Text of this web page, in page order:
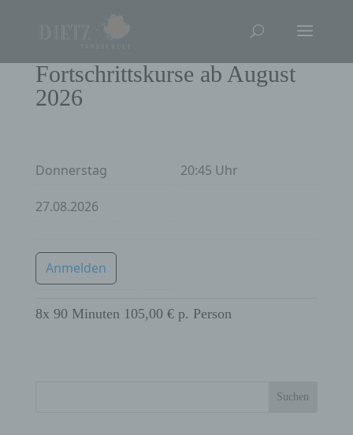
Fortschrittskurse ab August
2026
Donnerstag 20:45 Uhr
27.08.2026
Anmelden
8x 90 Minuten 105,00 € p. Person